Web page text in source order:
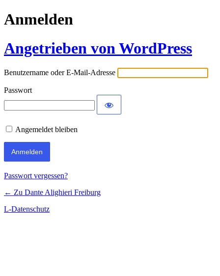
Anmelden
Angetrieben von WordPress
Benutzername oder E-Mail-Adresse
Passwort
Angemeldet bleiben
Passwort vergessen?
← Zu Dante Alighieri Freiburg
L-Datenschutz